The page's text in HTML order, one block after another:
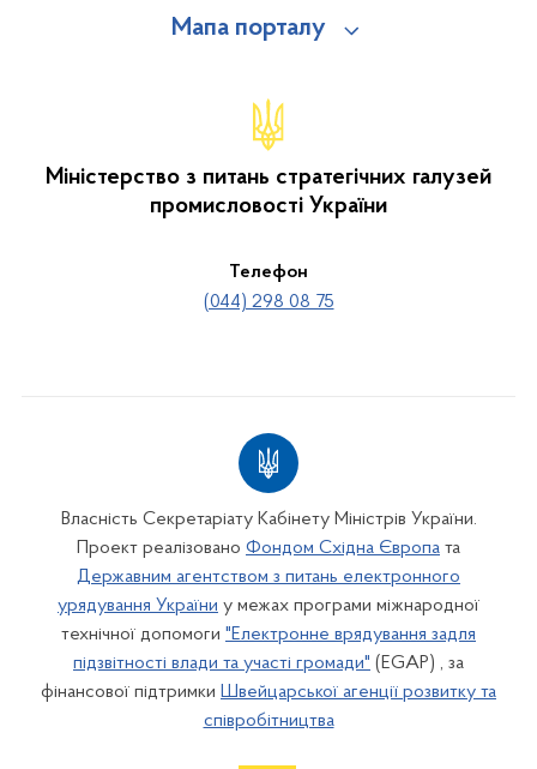
Мапа порталу
Міністерство з питань стратегічних галузей
промисловості України
Телефон
(044) 298 08 75
Власність Секретаріату Кабінету Міністрів України.
Проект реалізовано Фондом Східна Європа та
Державним агентством з питань електронного
урядування України у межах програми міжнародної
технічної допомоги "Електронне врядування задля
підзвітності влади та участі громади" (EGAP) , за
фінансової підтримки Швейцарської агенції розвитку та
співробітництва